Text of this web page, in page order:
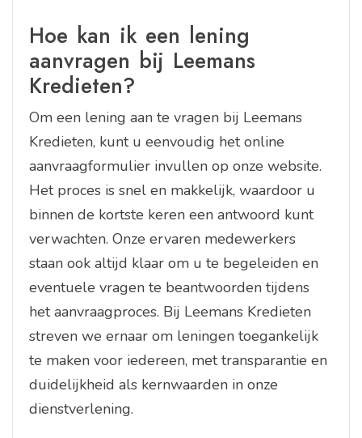
Hoe kan ik een lening
aanvragen bij Leemans
Kredieten?
Om een lening aan te vragen bij Leemans
Kredieten, kunt u eenvoudig het online
aanvraagformulier invullen op onze website.
Het proces is snel en makkelijk, waardoor u
binnen de kortste keren een antwoord kunt
verwachten. Onze ervaren medewerkers
staan ook altijd klaar om u te begeleiden en
eventuele vragen te beantwoorden tijdens
het aanvraagproces. Bij Leemans Kredieten
streven we ernaar om leningen toegankelijk
te maken voor iedereen, met transparantie en
duidelijkheid als kernwaarden in onze
dienstverlening.